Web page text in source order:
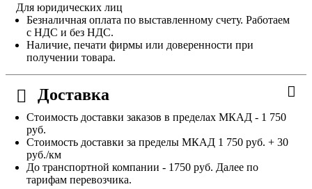
Для юридических лиц
Безналичная оплата по выставленному счету. Работаем
с НДС и без НДС.
Наличие, печати фирмы или доверенности при
получении товара.
Доставка
Стоимость доставки заказов в пределах МКАД - 1 750
руб.
Стоимость доставки за пределы МКАД 1 750 руб. + 30
руб./км
До транспортной компании - 1750 руб. Далее по
тарифам перевозчика.